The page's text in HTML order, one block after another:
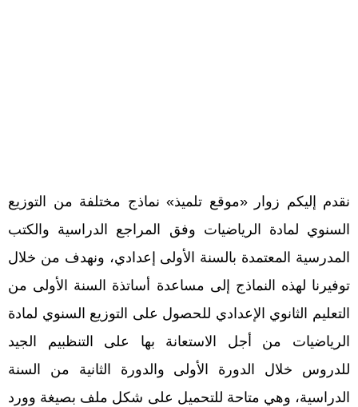
نقدم إليكم زوار «موقع تلميذ» نماذج مختلفة من التوزيع
السنوي لمادة الرياضيات وفق المراجع الدراسية والكتب
المدرسية المعتمدة بالسنة الأولى إعدادي، ونهدف من خلال
توفيرنا لهذه النماذج إلى مساعدة أساتذة السنة الأولى من
التعليم الثانوي الإعدادي للحصول على التوزيع السنوي لمادة
الرياضيات من أجل الاستعانة بها على التنظبيم الجيد
للدروس خلال الدورة الأولى والدورة الثانية من السنة
الدراسية، وهي متاحة للتحميل على شكل ملف بصيغة وورد